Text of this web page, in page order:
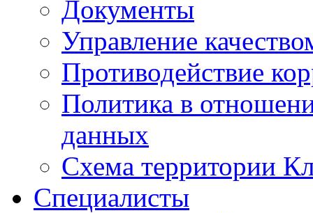
Документы
Управление
Противодействие
Политика в
данных
Схема территории
Специалисты